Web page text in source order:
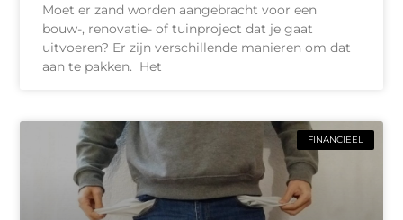
Moet er zand worden aangebracht voor een
bouw-, renovatie- of tuinproject dat je gaat
uitvoeren? Er zijn verschillende manieren om dat
aan te pakken. Het
FINANCIEEL